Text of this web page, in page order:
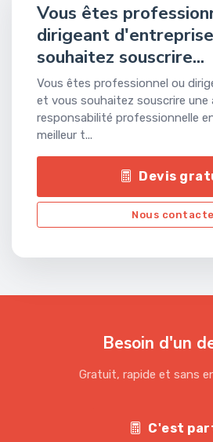
Vous êtes
dirigeant
souhaitez souscrire...
Vous êtes professionnel ou
et vous souhaitez souscrire une
responsabilité professionnelle
meilleur t...
Devis
Nous
Besoin d'un
Gratuit, rapide et sans
C'est